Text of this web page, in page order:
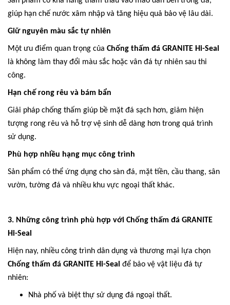
giúp hạn chế nước xâm nhập và tăng hiệu quả bảo vệ lâu dài.
Giữ nguyên màu sắc tự nhiên
Một ưu điểm quan trọng của Chống thấm đá GRANITE Hi-Seal
là không làm thay đổi màu sắc hoặc vân đá tự nhiên sau thi
công.
Hạn chế rong rêu và bám bẩn
Giải pháp chống thấm giúp bề mặt đá sạch hơn, giảm hiện
tượng rong rêu và hỗ trợ vệ sinh dễ dàng hơn trong quá trình
sử dụng.
Phù hợp nhiều hạng mục công trình
Sản phẩm có thể ứng dụng cho sàn đá, mặt tiền, cầu thang, sân
vườn, tường đá và nhiều khu vực ngoại thất khác.
3. Những công trình phù hợp với Chống thấm đá GRANITE
Hi-Seal
Hiện nay, nhiều công trình dân dụng và thương mại lựa chọn
Chống thấm đá GRANITE Hi-Seal để bảo vệ vật liệu đá tự
nhiên:
Nhà phố và biệt thự sử dụng đá ngoại thất.